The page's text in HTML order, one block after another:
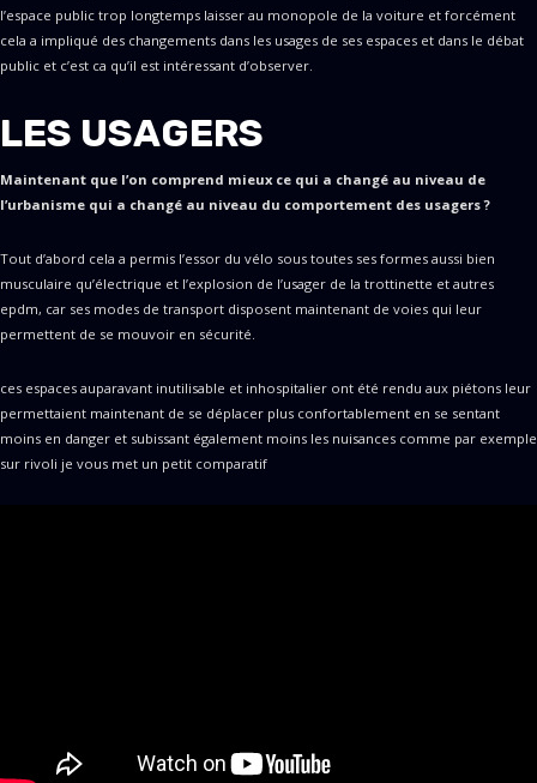
l’espace public trop longtemps laisser au monopole de la voiture et forcément
cela a impliqué des changements dans les usages de ses espaces et dans le débat
public et c’est ca qu’il est intéressant d’observer.
LES USAGERS
Maintenant que l’on comprend mieux ce qui a changé au niveau de
l’urbanisme qui a changé au niveau du comportement des usagers ?
Tout d’abord cela a permis l’essor du vélo sous toutes ses formes aussi bien
musculaire qu’électrique et l’explosion de l’usager de la trottinette et autres
epdm, car ses modes de transport disposent maintenant de voies qui leur
permettent de se mouvoir en sécurité.
ces espaces auparavant inutilisable et inhospitalier ont été rendu aux piétons leur
permettaient maintenant de se déplacer plus confortablement en se sentant
moins en danger et subissant également moins les nuisances comme par exemple
sur rivoli je vous met un petit comparatif